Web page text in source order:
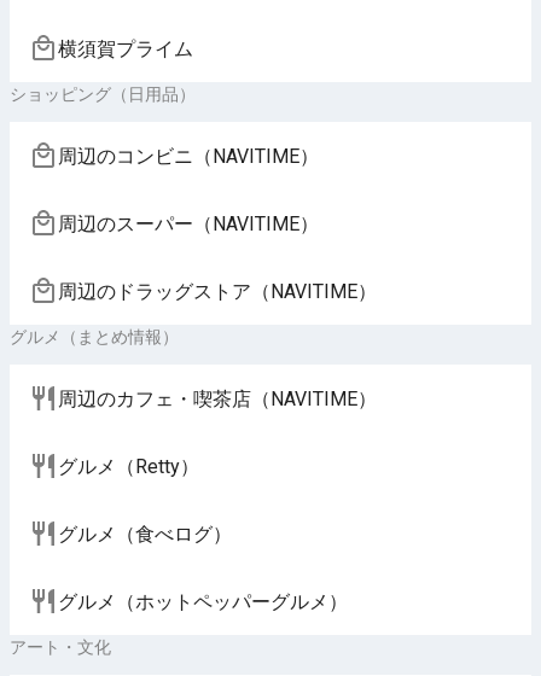
横須賀プライム
ショッピング（日用品）
周辺のコンビニ（NAVITIME）
周辺のスーパー（NAVITIME）
周辺のドラッグストア（NAVITIME）
グルメ（まとめ情報）
周辺のカフェ・喫茶店（NAVITIME）
グルメ（Retty）
グルメ（食べログ）
グルメ（ホットペッパーグルメ）
アート・文化